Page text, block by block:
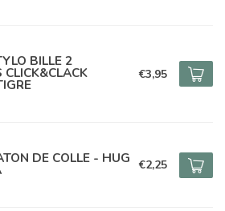
BILLE 2
CLICK&CLACK €3,95
DE COLLE - HUG €2,25